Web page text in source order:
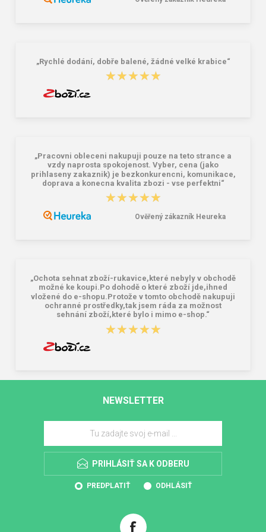
„Rychlé dodání, dobře balené, žádné velké krabice“
★★★★★
★★★★★
„Pracovni obleceni nakupuji pouze na teto strance a
vzdy naprosta spokojenost. Vyber, cena (jako
prihlaseny zakaznik) je bezkonkurencni, komunikace,
doprava a konecna kvalita zbozi - vse perfektni“
★★★★★
★★★★★
Ověřený zákazník Heureka
„Ochota sehnat zboží-rukavice,které nebyly v obchodě
možné ke koupi.Po dohodě o které zboží jde,ihned
vložené do e-shopu.Protože v tomto obchodě nakupuji
ochranné prostředky,tak jsem ráda za možnost
sehnání zboží,které bylo i mimo e-shop.“
★★★★★
★★★★★
NEWSLETTER
PRIHLÁSIŤ SA K ODBERU
PREDPLATIŤ ODHLÁSIŤ